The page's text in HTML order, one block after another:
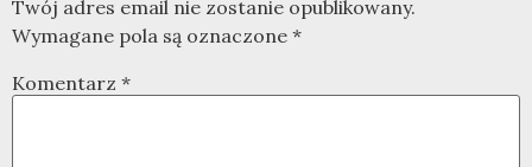
Twój adres email nie zostanie opublikowany.
Wymagane pola są oznaczone *
Komentarz *